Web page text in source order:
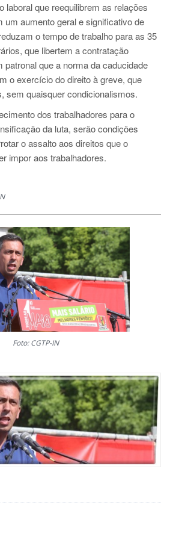
laboral que reequilibrem as relações
um aumento geral e significativo de
o tempo de trabalho para as 35
que libertem a contratação
patronal que a norma da caducidade
o exercício do direito à greve, que
sem quaisquer condicionalismos.
dos trabalhadores para o
da luta, serão condições
o assalto aos direitos que o
impor aos trabalhadores.
Foto: CGTP-IN